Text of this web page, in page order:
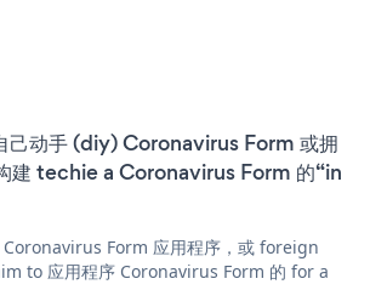
己动手 (diy) Coronavirus Form 或拥
建 techie a Coronavirus Form 的“in
Coronavirus Form 应用程序，或 foreign
to 应用程序 Coronavirus Form 的 for a